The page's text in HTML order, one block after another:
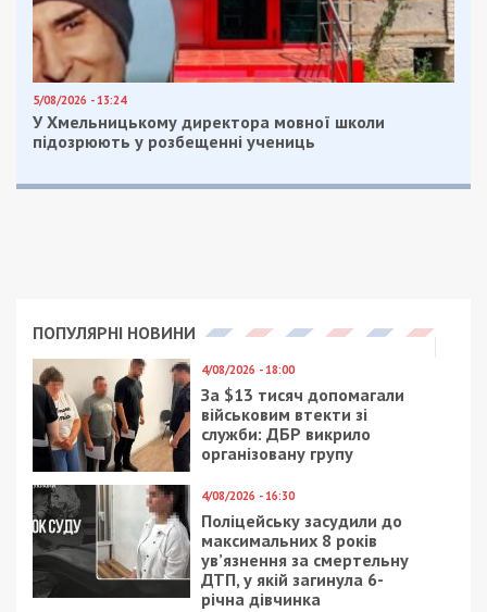
5/08/2026 - 13:24
У Хмельницькому директора мовної школи
підозрюють у розбещенні учениць
ПОПУЛЯРНІ НОВИНИ
4/08/2026 - 18:00
За $13 тисяч допомагали
військовим втекти зі
служби: ДБР викрило
організовану групу
4/08/2026 - 16:30
Поліцейську засудили до
максимальних 8 років
ув’язнення за смертельну
ДТП, у якій загинула 6-
річна дівчинка